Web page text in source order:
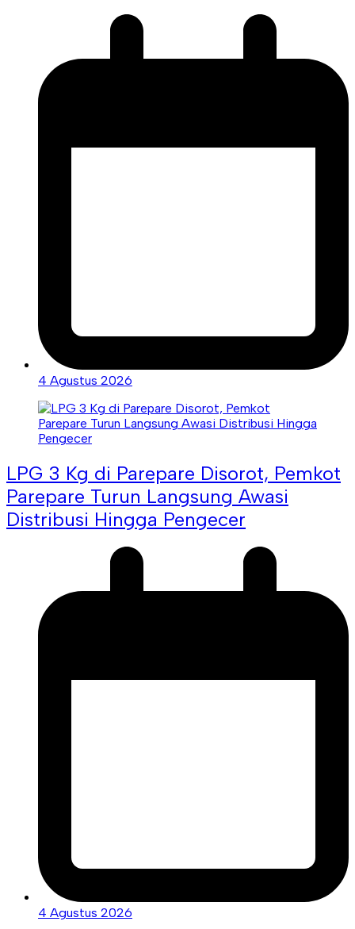
4 Agustus 2026
LPG 3 Kg di Parepare Disorot, Pemkot
Parepare Turun Langsung Awasi
Distribusi Hingga Pengecer
4 Agustus 2026